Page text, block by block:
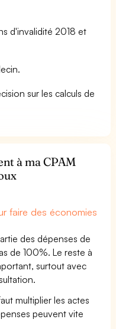
d'invalidité 2018 et
sur les calculs de
à ma CPAM
faire des économies
des dépenses de
de 100%. Le reste à
surtout avec
multiplier les actes
peuvent vite